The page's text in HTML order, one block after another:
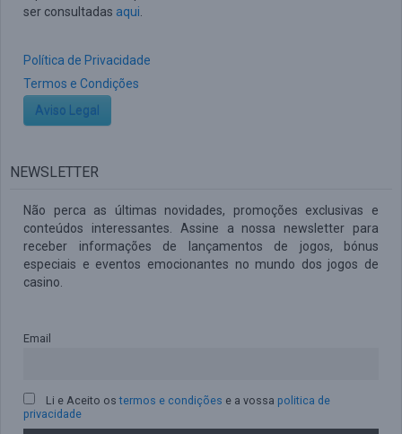
ser consultadas aqui
Política de Privacidade
Termos e Condições
Aviso Legal
NEWSLETTER
Não perca as últimas novidades, promoções exclusivas e
conteúdos interessantes. Assine a nossa newsletter para
receber informações de lançamentos de jogos, bónus
especiais e eventos emocionantes no mundo dos jogos de
casino.
Email
Li e Aceito ostermos e condições e a vossa politica de
privacidade